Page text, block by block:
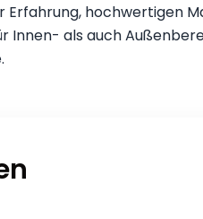
Erfahrung, hochwertigen
Innen- als auch